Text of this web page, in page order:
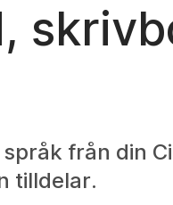
från din
tilldelar.